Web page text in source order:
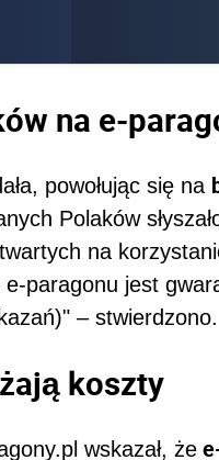
na e-
powołując się na
Polaków
na
paragonu jest
– stwierdzono.
koszty
wskazał, że